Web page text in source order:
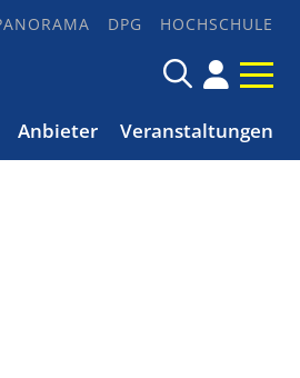
DPG HOCHSCHULE
Anbieter Veranstaltungen